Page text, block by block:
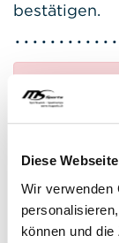
Diese
Wir verwenden
können und
bestätigen.
Anlass
E-Mail: